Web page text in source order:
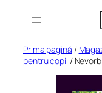
Prima pagină /
pentru copii /